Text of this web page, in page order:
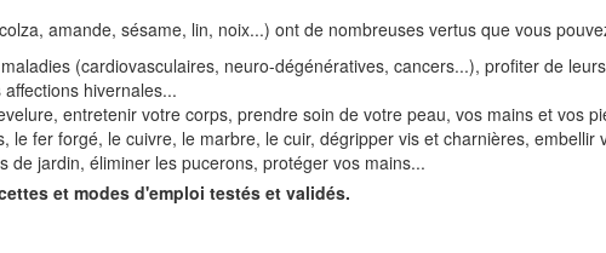
amande, sésame, lin, noix...) ont de nombreuses vertus que vous
(cardiovasculaires, neuro-dégénératives, cancers...), profiter de
hivernales...
entretenir votre corps, prendre soin de votre peau, vos mains et vos
le fer forgé, le cuivre, le marbre, le cuir, dégripper vis et charnières, embellir
de jardin, éliminer les pucerons, protéger vos mains...
et modes d'emploi testés et validés.